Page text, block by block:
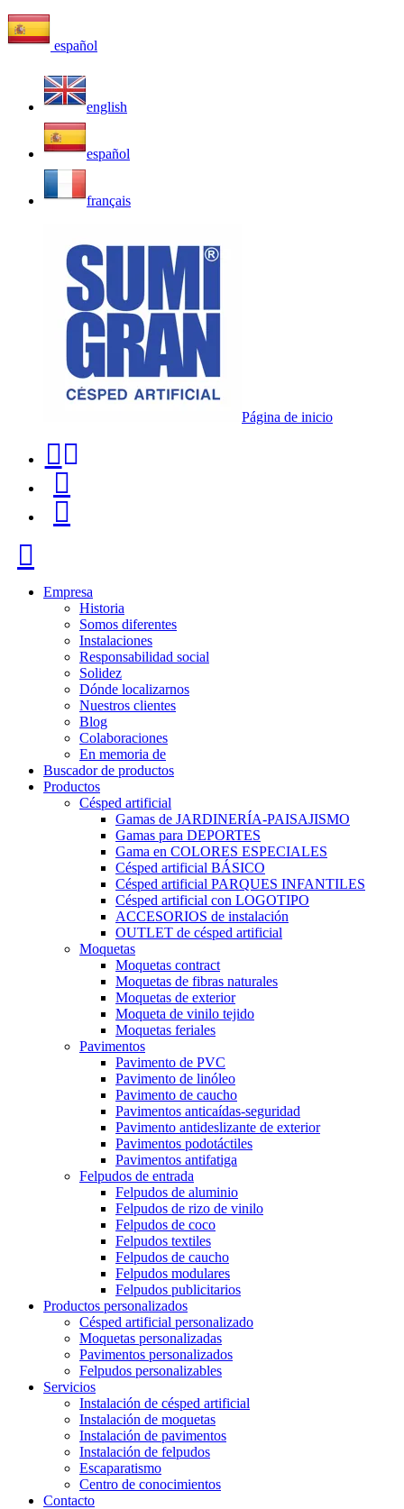
español
english
español
français
Página de inicio
116
96
57
Empresa
Historia
Somos diferentes
Instalaciones
Responsabilidad social
Solidez
Dónde localizarnos
Nuestros clientes
Blog
Colaboraciones
En memoria de
Buscador de productos
Productos
Césped artificial
Gamas de JARDINERÍA-PAISAJISMO
Gamas para DEPORTES
Gama en COLORES ESPECIALES
Césped artificial BÁSICO
Césped artificial PARQUES INFANTILES
Césped artificial con LOGOTIPO
ACCESORIOS de instalación
OUTLET de césped artificial
Moquetas
Moquetas contract
Moquetas de fibras naturales
Moquetas de exterior
Moqueta de vinilo tejido
Moquetas feriales
Pavimentos
Pavimento de PVC
Pavimento de linóleo
Pavimento de caucho
Pavimentos anticaídas-seguridad
Pavimento antideslizante de exterior
Pavimentos podotáctiles
Pavimentos antifatiga
Felpudos de entrada
Felpudos de aluminio
Felpudos de rizo de vinilo
Felpudos de coco
Felpudos textiles
Felpudos de caucho
Felpudos modulares
Felpudos publicitarios
Productos personalizados
Césped artificial personalizado
Moquetas personalizadas
Pavimentos personalizados
Felpudos personalizables
Servicios
Instalación de césped artificial
Instalación de moquetas
Instalación de pavimentos
Instalación de felpudos
Escaparatismo
Centro de conocimientos
Contacto